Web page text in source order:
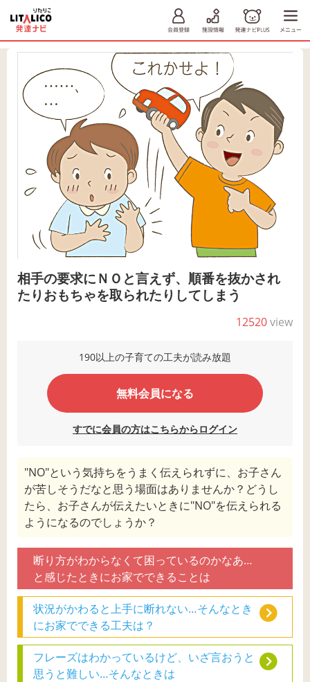
相手の要求にＮＯと言えず、順番を抜かされ
たりおもちゃを取られたりしてしまう
12520view
190以上の子育ての工夫が読み放題
無料会員になる
すでに会員の方はこちらからログイン
"NO"という気持ちをうまく伝えられずに、お子さん
が苦しそうだなと思う場面はありませんか？どうし
たら、お子さんが伝えたいときに"NO"を伝えられる
ようになるのでしょうか？
断り方がわからなくて困っているのかなあ…
と感じたときにお家でできることは
状況がかわると上手に断れない…そんなとき
にお家でできる工夫は？
フレーズはわかっているけど、いざ言おうと
思うと難しい…そんなときは